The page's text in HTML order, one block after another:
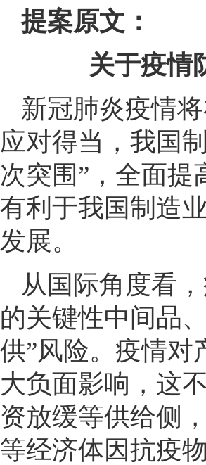
提案原文：
关于疫情
新冠肺炎疫情
应对得当，我国
次突围”，全面
有利于我国制造
发展。
从国际角度看
的关键性中间品
供”风险。疫情对
大负面影响，这
资放缓等供给侧
等经济体因抗疫